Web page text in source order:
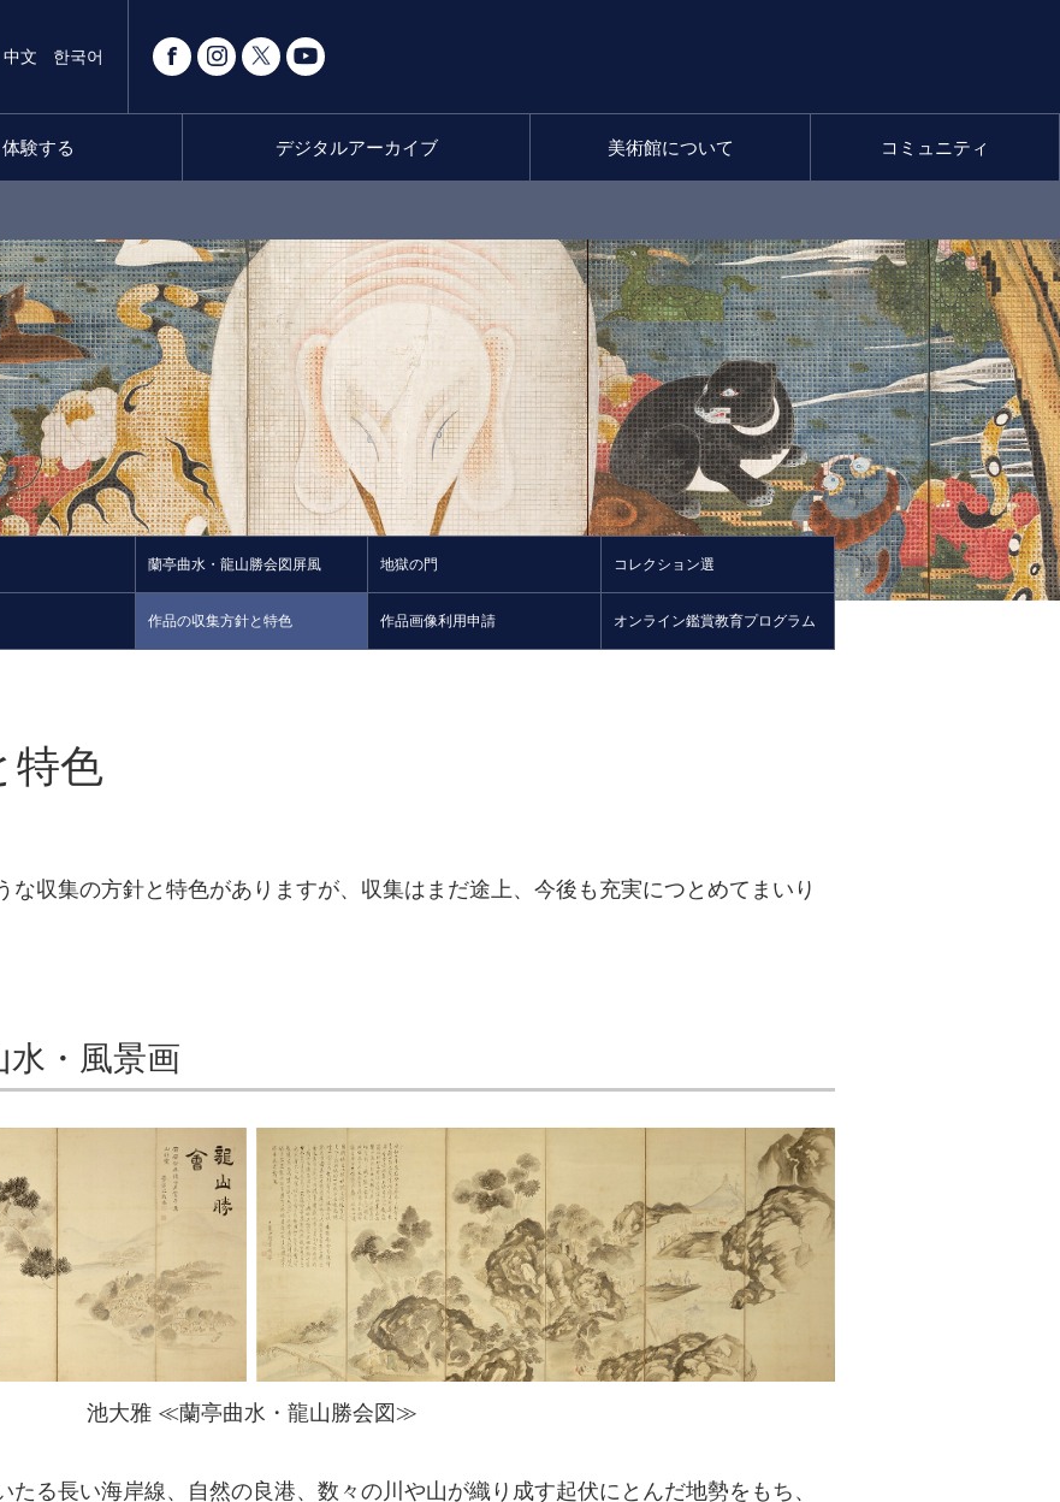
中文 한국어
験する デジタルアーカイブ 美術館について コミュニティ
特色
な収集の方針と特色がありますが、収集はまだ途上、今後も充実につとめてまいり
水・風景画
池大雅 ≪蘭亭曲水・龍山勝会図≫
る長い海岸線、自然の良港、数々の川や山が織り成す起伏にとんだ地勢をもち、
蘭亭曲水・龍山勝会図屏風 地獄の門 コレクション選
作品の収集方針と特色 作品画像利用申請 オンライン鑑賞教育プログラム